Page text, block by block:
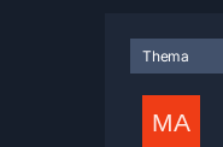
Thema